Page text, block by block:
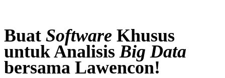
Buat Software Khusus
untuk Analisis Big Data
bersama Lawencon!